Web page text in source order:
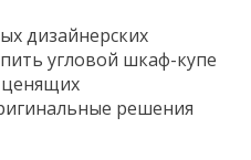
дизайнерских
угловой шкаф-купе
решения